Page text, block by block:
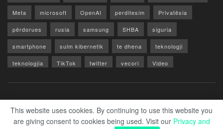
Meta microsoft OpenAI perditesim Privatësia
përdorues rusia samsung SHBA siguria
smartphone sulm kibernetik te dhena teknologji
teknologjia TikTok twitter vecori Video
© 2026 Zero1.al - Part of techzero1.com
This website uses cookies. By continuing to use this website you
are giving consent to cookies being used. Visit our Privacy and